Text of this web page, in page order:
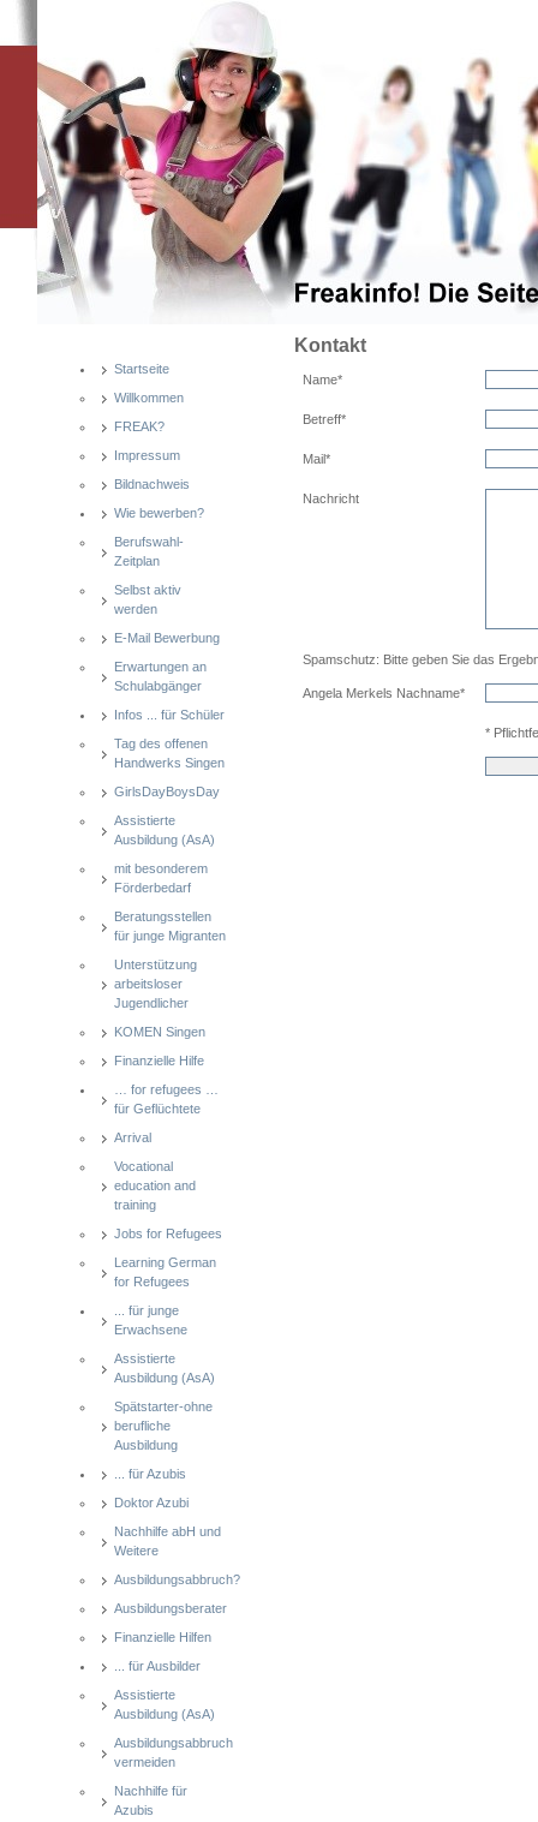
Startseite
Willkommen
FREAK?
Impressum
Bildnachweis
Wie bewerben?
Berufswahl-
Zeitplan
Selbst aktiv
werden
E-Mail Bewerbung
Erwartungen an
Schulabgänger
Infos ... für Schüler
Tag des offenen
Handwerks Singen
GirlsDayBoysDay
Assistierte
Ausbildung (AsA)
mit besonderem
Förderbedarf
Beratungsstellen
für junge Migranten
Unterstützung
arbeitsloser
Jugendlicher
KOMEN Singen
Finanzielle Hilfe
… for refugees …
für Geflüchtete
Arrival
Vocational
education and
training
Jobs for Refugees
Learning German
for Refugees
... für junge
Erwachsene
Assistierte
Ausbildung (AsA)
Spätstarter-ohne
berufliche
Ausbildung
... für Azubis
Doktor Azubi
Nachhilfe abH und
Weitere
Ausbildungsabbruch?
Ausbildungsberater
Finanzielle Hilfen
... für Ausbilder
Assistierte
Ausbildung (AsA)
Ausbildungsabbruch
vermeiden
Nachhilfe für
Azubis
Kontakt
Name*
Betreff*
Mail*
Nachricht
Spamschutz: Bitte geben Sie das
Angela Merkels Nachname*
*